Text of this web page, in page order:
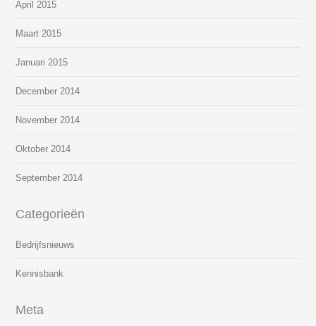
April 2015
Maart 2015
Januari 2015
December 2014
November 2014
Oktober 2014
September 2014
Categorieën
Bedrijfsnieuws
Kennisbank
Meta